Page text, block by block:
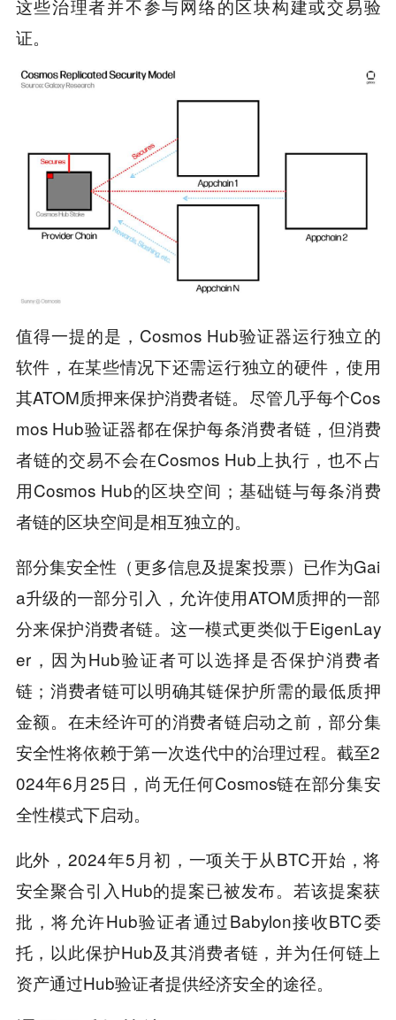
这些治理者并不参与网络的区块构建或交易验
证。
值得一提的是，Cosmos Hub验证器运行独立的
软件，在某些情况下还需运行独立的硬件，使用
其ATOM质押来保护消费者链。尽管几乎每个Cos
mos Hub验证器都在保护每条消费者链，但消费
者链的交易不会在Cosmos Hub上执行，也不占
用Cosmos Hub的区块空间；基础链与每条消费
者链的区块空间是相互独立的。
部分集安全性（更多信息及提案投票）已作为Gai
a升级的一部分引入，允许使用ATOM质押的一部
分来保护消费者链。这一模式更类似于EigenLay
er，因为Hub验证者可以选择是否保护消费者
链；消费者链可以明确其链保护所需的最低质押
金额。在未经许可的消费者链启动之前，部分集
安全性将依赖于第一次迭代中的治理过程。截至2
024年6月25日，尚无任何Cosmos链在部分集安
全性模式下启动。
此外，2024年5月初，一项关于从BTC开始，将
安全聚合引入Hub的提案已被发布。若该提案获
批，将允许Hub验证者通过Babylon接收BTC委
托，以此保护Hub及其消费者链，并为任何链上
资产通过Hub验证者提供经济安全的途径。